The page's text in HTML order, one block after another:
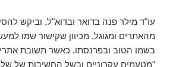
עו"ד מילר פנה בדואר ובדוא"ל, וביקש
מהאתרים ומגוגל, מכיוון שקישור שמו
בשמו הטוב ובפרנסתו. כאשר תשובת
"מטעמים עקרוניים ובשל החשיבות של